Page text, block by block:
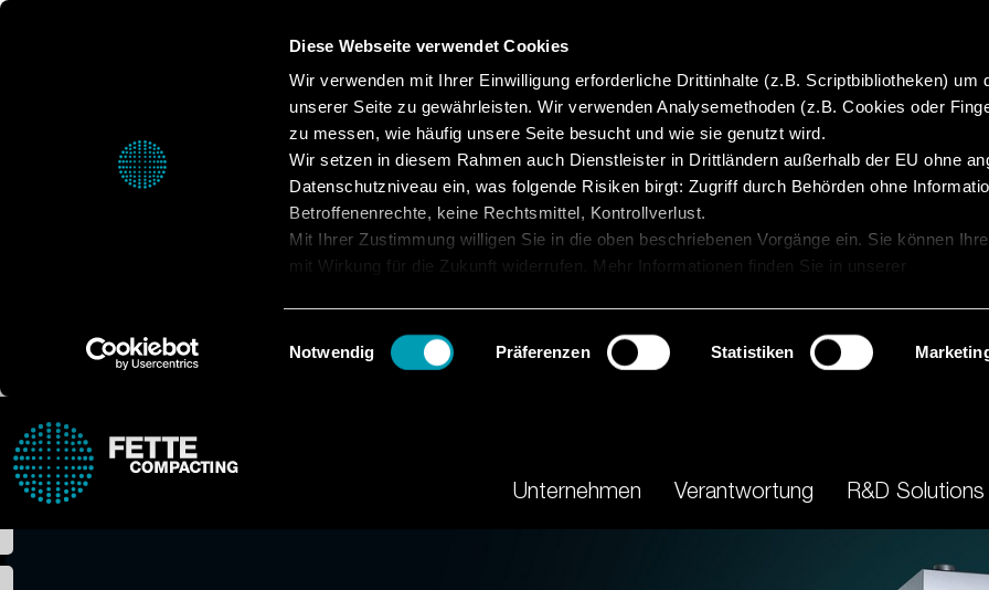
Diese Webseite verwendet Cookies
Wir verwenden mit Ihrer Einwilligung erforderliche Drittinhalte (z.B. Scriptbibliotheken) um
unserer Seite zu gewährleisten. Wir verwenden Analysemethoden (z.B. Cookies oder
zu messen, wie häufig unsere Seite besucht und wie sie genutzt wird.
Wir setzen in diesem Rahmen auch Dienstleister in Drittländern außerhalb der EU ohne
Datenschutzniveau ein, was folgende Risiken birgt: Zugriff durch Behörden ohne
Betroffenenrechte, keine Rechtsmittel, Kontrollverlust.
Mit Ihrer Zustimmung willigen Sie in die oben beschriebenen Vorgänge ein. Sie können
mit Wirkung für die Zukunft widerrufen. Mehr Informationen finden Sie in unserer
Einwilligungsauswahl
Notwendig Präferenzen Statistiken
Unternehmen Verantwortung R&D Solutions